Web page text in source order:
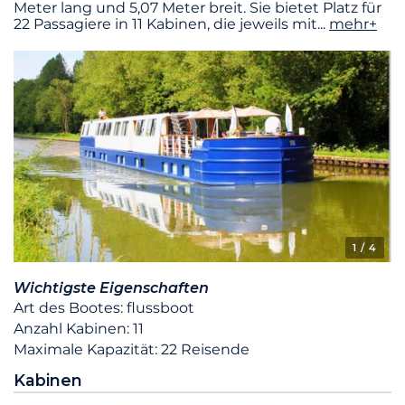
Meter lang und 5,07 Meter breit. Sie bietet Platz für
22 Passagiere in 11 Kabinen, die jeweils mit... mehr+
1 / 4
Wichtigste Eigenschaften
Art des Bootes: flussboot
Anzahl Kabinen: 11
Maximale Kapazität: 22 Reisende
Kabinen